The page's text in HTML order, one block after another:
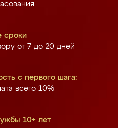
сроки
от 7 до 20 дней
с первого шага:
всего 10%
10+ лет